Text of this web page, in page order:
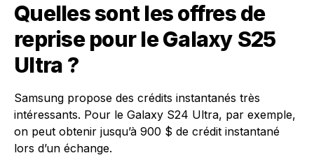
Quelles sont les offres de
reprise pour le Galaxy S25
Ultra ?
Samsung propose des crédits instantanés très
intéressants. Pour le Galaxy S24 Ultra, par exemple,
on peut obtenir jusqu’à 900 $ de crédit instantané
lors d’un échange.